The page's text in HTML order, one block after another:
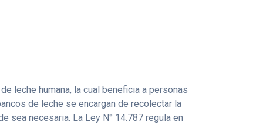
leche humana, la cual beneficia a personas
de leche se encargan de recolectar la
sea necesaria. La Ley N° 14.787 regula en